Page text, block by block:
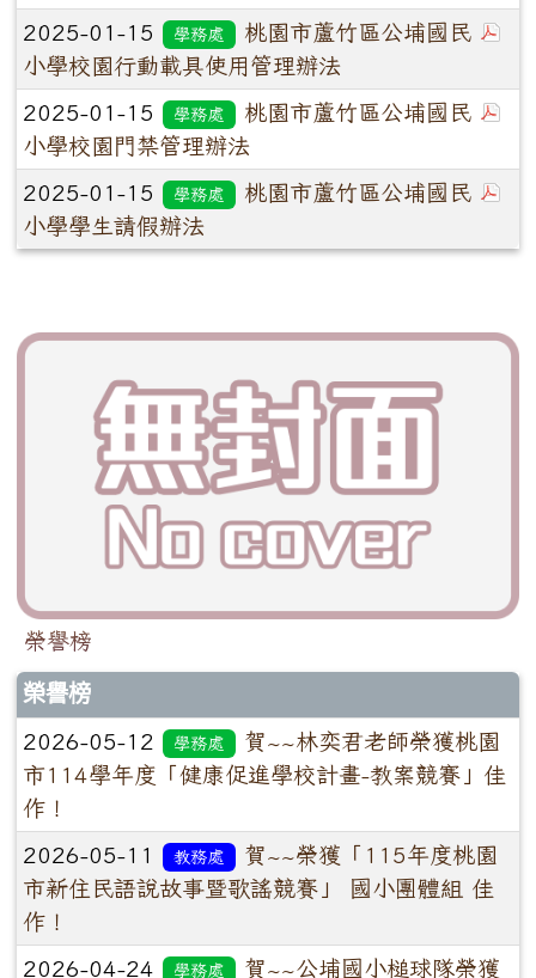
2025-01-15 學務處
桃園市蘆竹區公埔國民
小學校園行動載具使用管理辦法
2025-01-15 學務處
桃園市蘆竹區公埔國民
小學校園門禁管理辦法
2025-01-15 學務處
桃園市蘆竹區公埔國民
小學學生請假辦法
榮譽榜
榮譽榜
2026-05-12 學務處
賀~~林奕君老師榮獲桃園
市114學年度「健康促進學校計畫-教案競賽」佳
作！
2026-05-11 教務處
賀~~榮獲「115年度桃園
市新住民語說故事暨歌謠競賽」 國小團體組 佳
作！
2026-04-24 學務處 賀~~公埔國小槌球隊榮獲